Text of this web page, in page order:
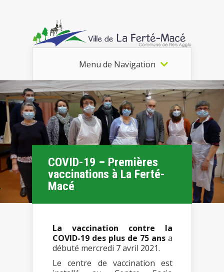
Menu de Navigation
COVID-19 – Premières
vaccinations à La Ferté-
Macé
La vaccination contre la
COVID-19 des plus de 75 ans a
débuté mercredi 7 avril 2021.
Le centre de vaccination est